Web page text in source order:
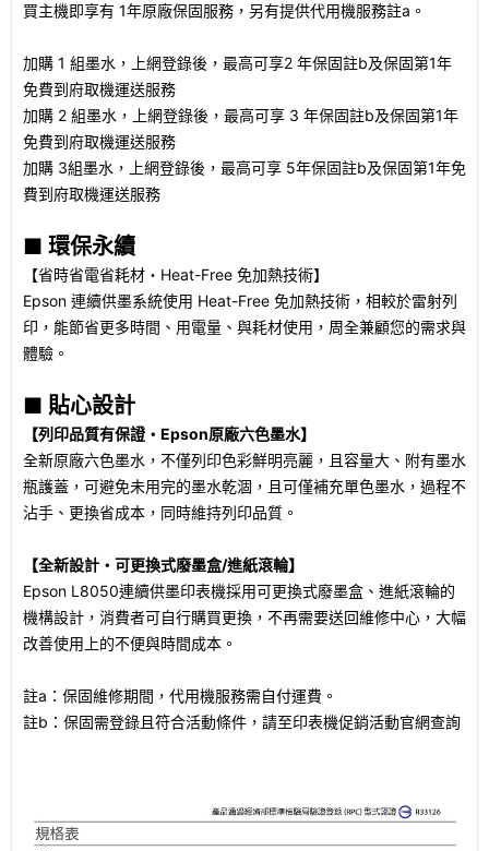
買主機即享有 1年原廠保固服務，另有提供代用機服務註a。
加購 1 組墨水，上網登錄後，最高可享2 年保固註b及保固第1年
免費到府取機運送服務
加購 2 組墨水，上網登錄後，最高可享 3 年保固註b及保固第1年
免費到府取機運送服務
加購 3組墨水，上網登錄後，最高可享 5年保固註b及保固第1年免
費到府取機運送服務
■ 環保永續
【省時省電省耗材・Heat-Free 免加熱技術】
Epson 連續供墨系統使用 Heat-Free 免加熱技術，相較於雷射列
印，能節省更多時間、用電量、與耗材使用，周全兼顧您的需求與
體驗。
■ 貼心設計
【列印品質有保證・Epson原廠六色墨水】
全新原廠六色墨水，不僅列印色彩鮮明亮麗，且容量大、附有墨水
瓶護蓋，可避免未用完的墨水乾涸，且可僅補充單色墨水，過程不
沾手、更換省成本，同時維持列印品質。
【全新設計・可更換式廢墨盒/進紙滾輪】
Epson L8050連續供墨印表機採用可更換式廢墨盒、進紙滾輪的
機構設計，消費者可自行購買更換，不再需要送回維修中心，大幅
改善使用上的不便與時間成本。
註a：保固維修期間，代用機服務需自付運費。
註b：保固需登錄且符合活動條件，請至印表機促銷活動官網查詢